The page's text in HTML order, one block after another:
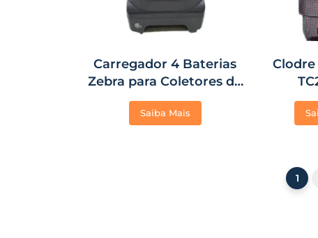
Carregador 4 Baterias
Zebra para Coletores de
Dados TC21/TC26
Saiba Mais
Clodre
1